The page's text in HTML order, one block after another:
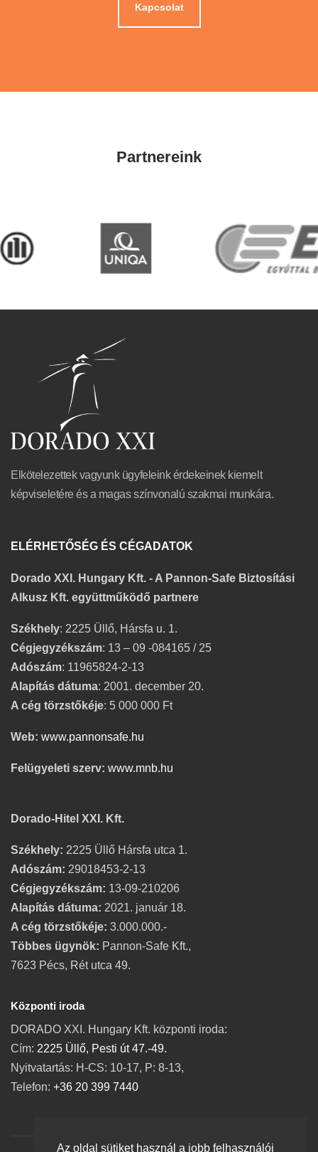
Az oldal sütiket használ a jobb felhasználói
Kapcsolat
Partnereink
Elkötelezettek vagyunk ügyfeleink érdekeinek kiemelt
képviseletére és a magas színvonalú szakmai munkára.
ELÉRHETŐSÉG ÉS CÉGADATOK
Dorado XXI. Hungary Kft. - A Pannon-Safe Biztosítási
Alkusz Kft. együttműködő partnere
Székhely: 2225 Üllő, Hársfa u. 1.
Cégjegyzékszám: 13 – 09 -084165 / 25
Adószám: 11965824-2-13
Alapítás dátuma: 2001. december 20.
A cég törzstőkéje: 5 000 000 Ft
Web: www.pannonsafe.hu
Felügyeleti szerv: www.mnb.hu
Dorado-Hitel XXI. Kft.
Székhely: 2225 Üllő Hársfa utca 1.
Adószám: 29018453-2-13
Cégjegyzékszám: 13-09-210206
Alapítás dátuma: 2021. január 18.
A cég törzstőkéje: 3.000.000.-
Többes ügynök: Pannon-Safe Kft.,
7623 Pécs, Rét utca 49.
Központi iroda
DORADO XXI. Hungary Kft. központi iroda:
Cím: 2225 Üllő, Pesti út 47.-49.
Nyitvatartás: H-CS: 10-17, P: 8-13,
Telefon: +36 20 399 7440